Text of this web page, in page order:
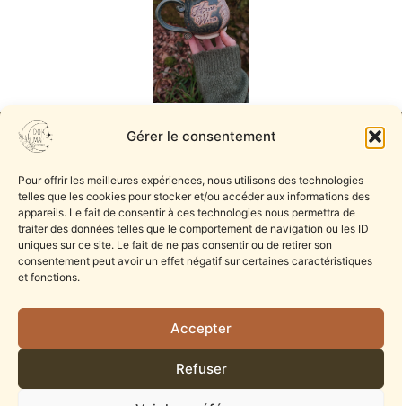
Gérer le consentement
Pour offrir les meilleures expériences, nous utilisons des technologies
telles que les cookies pour stocker et/ou accéder aux informations des
appareils. Le fait de consentir à ces technologies nous permettra de
traiter des données telles que le comportement de navigation ou les ID
uniques sur ce site. Le fait de ne pas consentir ou de retirer son
consentement peut avoir un effet négatif sur certaines caractéristiques
et fonctions.
Accepter
Refuser
Dokmaï Céramique
Pour (Ré) enchanter ton quotidien
CGV
Politique de confidentialité
Politique de gestion des cookies